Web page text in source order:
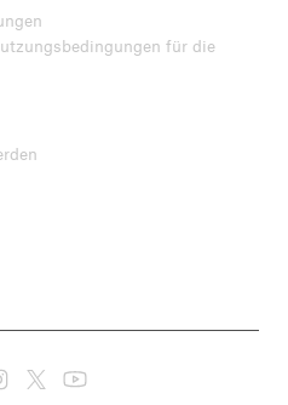
für die